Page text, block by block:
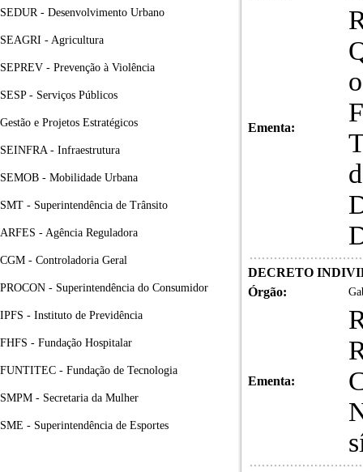
SEDUR - Desenvolvimento Urbano
SEAGRI - Agricultura
SEPREV - Prevenção à Violência
SESP - Serviços Públicos
Gestão e Projetos Estratégicos
SEINFRA - Infraestrutura
SEMOB - Mobilidade Urbana
SMT - Superintendência de Trânsito
ARFES - Agência Reguladora
CGM - Controladoria Geral
PROCON - Superintendência do Consumidor
IPFS - Instituto de Previdência
FHFS - Fundação Hospitalar
FUNTITEC - Fundação de Tecnologia
SMPM - Secretaria da Mulher
SME - Superintendência de Esportes
Ementa:
DECRETO
Órgão:
Ementa: